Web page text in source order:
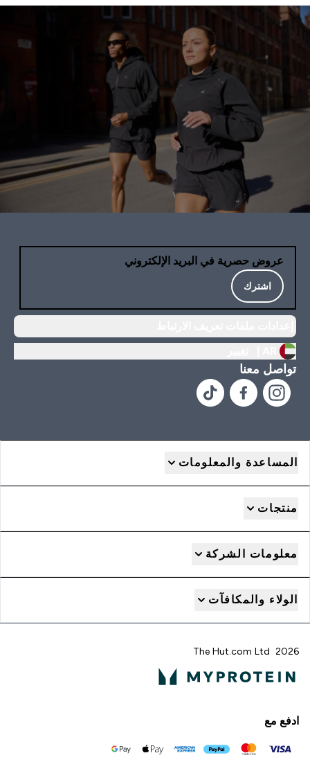
عروض حصرية في البريد الإلكتروني
اشترك
تواصل معنا
المساعدة والمعلومات
منتجات
معلومات الشركة
الولاء والمكافآت
2026 The Hut.com Ltd
ادفع مع